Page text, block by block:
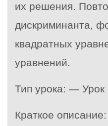
их решения.
дискриминанта,
квадратных
уравнений.
Тип урока: — Урок
Краткое